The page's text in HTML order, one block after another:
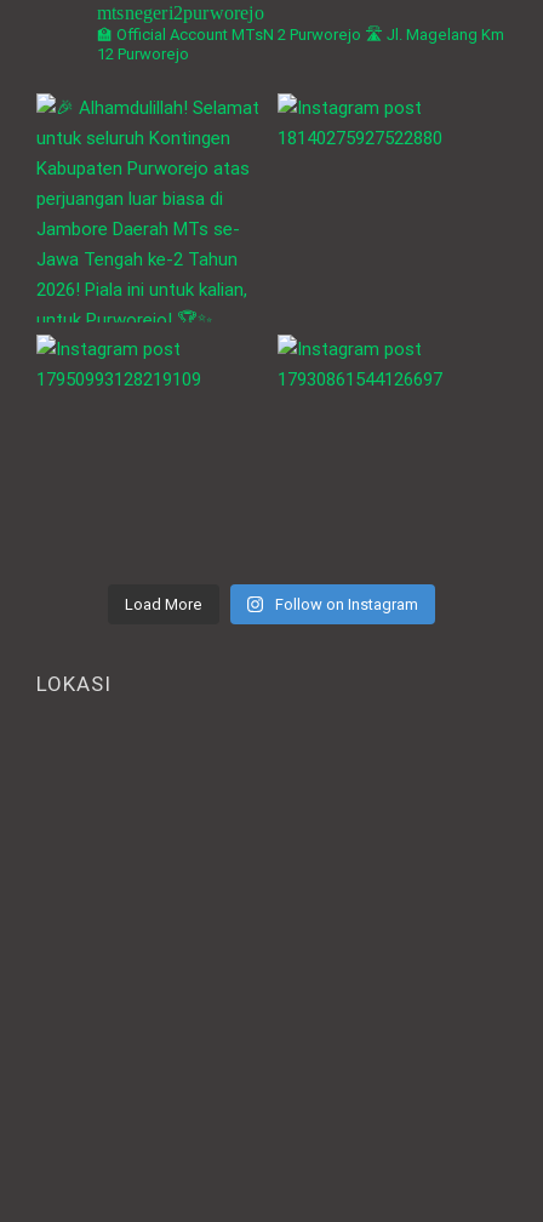
mtsnegeri2purworejo
🏫 Official Account MTsN 2 Purworejo 🛣️ Jl. Magelang Km
12 Purworejo
Load More Follow on Instagram
LOKASI